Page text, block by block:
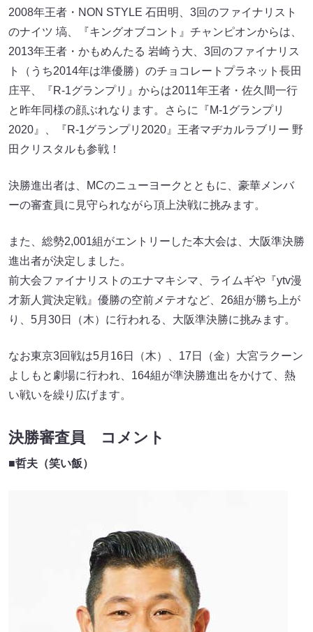
2008年王者・NON STYLE 石田明、3回のファイナリスト
のナイツ 塙、『キングオブコント』チャンピオンからは、
2013年王者・かもめんたる 岩崎う大、3回のファイナリス
ト（うち2014年は準優勝）のチョコレートプラネット長田
庄平、『R-1グランプリ』からは2011年王者・佐久間一行
と昨年同様の顔ぶれなります。さらに『M-1グランプリ
2020』、『R-1グランプリ2020』王者マヂカルラブリー 野
田クリスタルも参戦！
決勝進出者は、MCのニューヨークとともに、豪華メンバ
ーの審査員に見守られながら頂上決戦に挑みます。
また、総勢2,001組がエントリーした本大会は、大阪準決勝
進出者が決定しました。
前大会ファイナリストのエナマキシマ、ライムギや『ytv漫
才新人賞決定戦』優勝の空前メテオなど、26組が勝ち上が
り、5月30日（木）に行われる、大阪準決勝に挑みます。
なお東京3回戦は5月16日（木）、17日（金）大宮ラクーン
よしもと劇場に行われ、164組が準決勝進出をかけて、熱
い戦いを繰り広げます。
決勝審査員 コメント
■哲夫（笑い飯）